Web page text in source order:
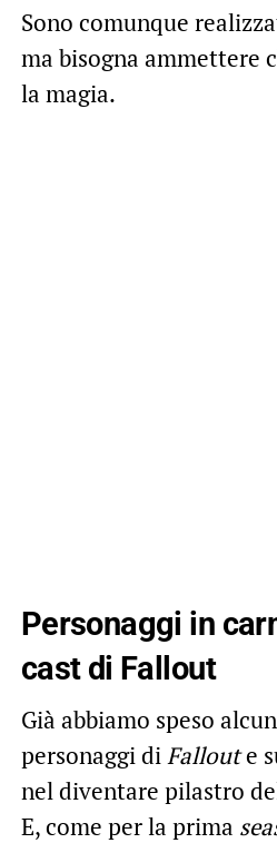
Sono comunque
ma bisogna ammettere
la magia.
Personaggi in
cast di Fallout
Già abbiamo speso
personaggi di Falloute
nel diventare pilastro
E, come per la prima